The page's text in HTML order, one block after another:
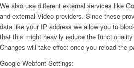
We also use different external services like
and external Video providers. Since these
data like your IP address we allow you to
that this might heavily reduce the
Changes will take effect once you reload the
Google Webfont Settings: